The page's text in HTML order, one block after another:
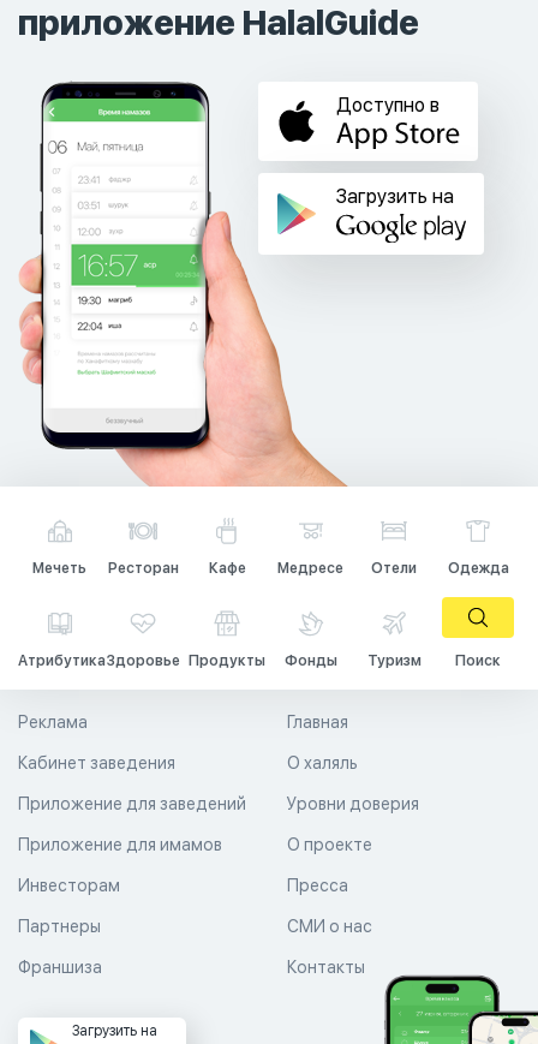
приложение HalalGuide
Доступно в
Загрузить на
Мечеть Ресторан Кафе Медресе Отели Одежда
АтрибутикаЗдоровье Продукты Фонды Туризм Поиск
Главная
О халяль
Уровни доверия
Реклама
Кабинет заведения
Приложение для заведений
Приложение для имамов О проекте
Пресса
СМИ о нас
Контакты
Инвесторам
Партнеры
Франшиза
Загрузить на